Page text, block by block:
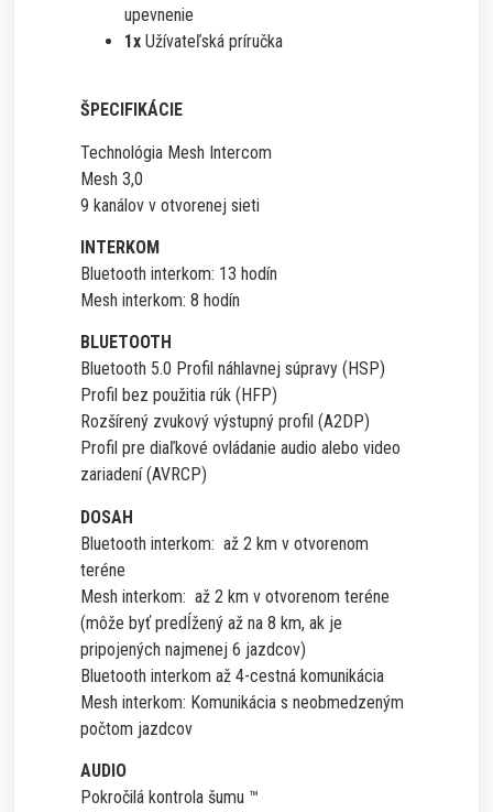
upevnenie
1x Užívateľská príručka
ŠPECIFIKÁCIE
Technológia Mesh Intercom
Mesh 3,0
9 kanálov v otvorenej sieti
INTERKOM
Bluetooth interkom: 13 hodín
Mesh interkom: 8 hodín
BLUETOOTH
Bluetooth 5.0 Profil náhlavnej súpravy (HSP)
Profil bez použitia rúk (HFP)
Rozšírený zvukový výstupný profil (A2DP)
Profil pre diaľkové ovládanie audio alebo video
zariadení (AVRCP)
DOSAH
Bluetooth interkom: až 2 km v otvorenom
teréne
Mesh interkom: až 2 km v otvorenom teréne
(môže byť predĺžený až na 8 km, ak je
pripojených najmenej 6 jazdcov)
Bluetooth interkom až 4-cestná komunikácia
Mesh interkom: Komunikácia s neobmedzeným
počtom jazdcov
AUDIO
Pokročilá kontrola šumu ™